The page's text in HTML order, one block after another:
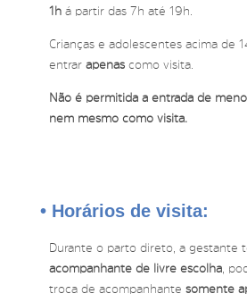
1há partir das 7h até 19h.
Crianças e adolescentes acima de
entrar apenascomo visita.
Não é permitida a entrada de
nem mesmo como visita.
• Horários de visita:
Durante o parto direto, a gestante
acompanhante de livre escolha,
troca de acompanhante somente